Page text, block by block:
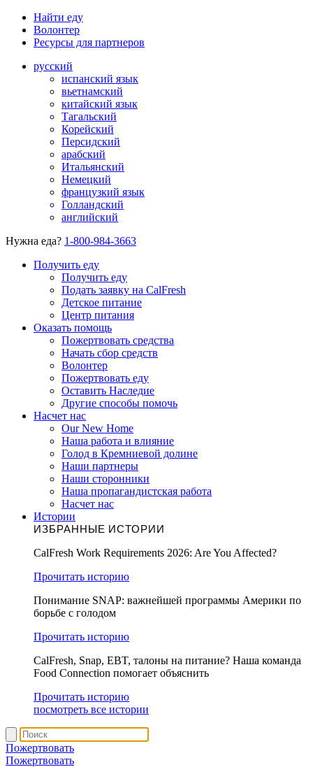
Найти еду
Волонтер
Ресурсы для партнеров
русский
испанский язык
вьетнамский
китайский язык
Тагальский
Корейский
Персидский
арабский
Итальянский
Немецкий
французкий язык
Голландский
английский
Нужна еда? 1-800-984-3663
Получить еду
Получить еду
Подать заявку на CalFresh
Детское питание
Центр питания
Оказать помощь
Пожертвовать средства
Начать сбор средств
Волонтер
Пожертвовать еду
Оставить Наследие
Другие способы помочь
Насчет нас
Our New Home
Наша работа и влияние
Голод в Кремниевой долине
Наши партнеры
Наши сторонники
Наша пропагандистская работа
Насчет нас
Истории
ИЗБРАННЫЕ ИСТОРИИ
CalFresh Work Requirements 2026: Are You Affected?
Прочитать историю
Понимание SNAP: важнейшей программы Америки по
борьбе с голодом
Прочитать историю
CalFresh, Snap, EBT, талоны на питание? Наша команда
Food Connection помогает объяснить
Прочитать историю
посмотреть все истории
Пожертвовать
Пожертвовать